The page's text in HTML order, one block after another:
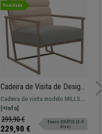
Novidade
Cadeira de Visita de Design
MILLS, Estrutura Metálica,
em Pano de cor Bege e
azul-esverdeado
Cadeira de visita modelo MILLS.
Bem acolchoado, acabamentos de
qualidade e estrutura resistente
[+Info]
299,90 €
229,90 €
Envio GRÁTIS (3-5
dias)